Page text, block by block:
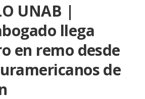
UNAB |
llega
en remo desde
de